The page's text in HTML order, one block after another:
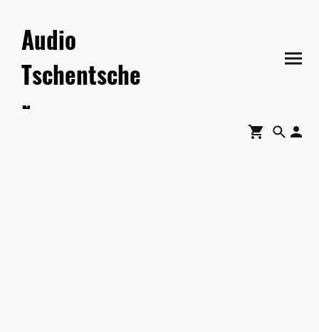
Audio
Tschentsche
r